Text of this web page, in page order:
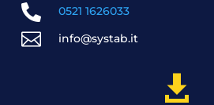
 0521 1626033
 info@systab.it
